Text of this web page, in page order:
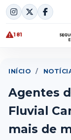
Skip
to
content
181
INÍCIO /
Agentes
Fluvial
mais de